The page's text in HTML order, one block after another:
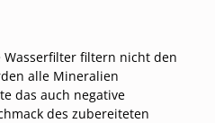
filtern nicht den
alle Mineralien
das auch negative
des zubereiteten